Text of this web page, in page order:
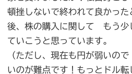
頓挫しないで終われて良かっ
後、株の購入に関して もう少
ていこうと思っています。
（ただし、現在も円が弱いの
いのが難点です！もっとドル転